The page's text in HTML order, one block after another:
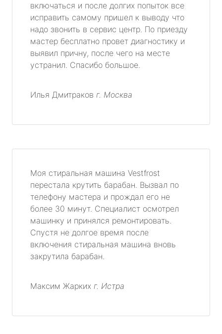
включаться и после долгих попыток все
исправить самому пришел к выводу что
надо звонить в сервис центр. По приезду
мастер бесплатно провет диагностику и
выявил причну, после чего на месте
устранил. Спасибо большое.
Илья Дмитраков г. Москва
Моя стиральная машина Vestfrost
перестала крутить барабан. Вызвал по
телефону мастера и прождал его не
более 30 минут. Специалист осмотрел
машинку и принялся ремонтировать.
Спустя не долгое время после
включения стиральная машина вновь
закрутила барабан.
Максим Жарких г. Истра